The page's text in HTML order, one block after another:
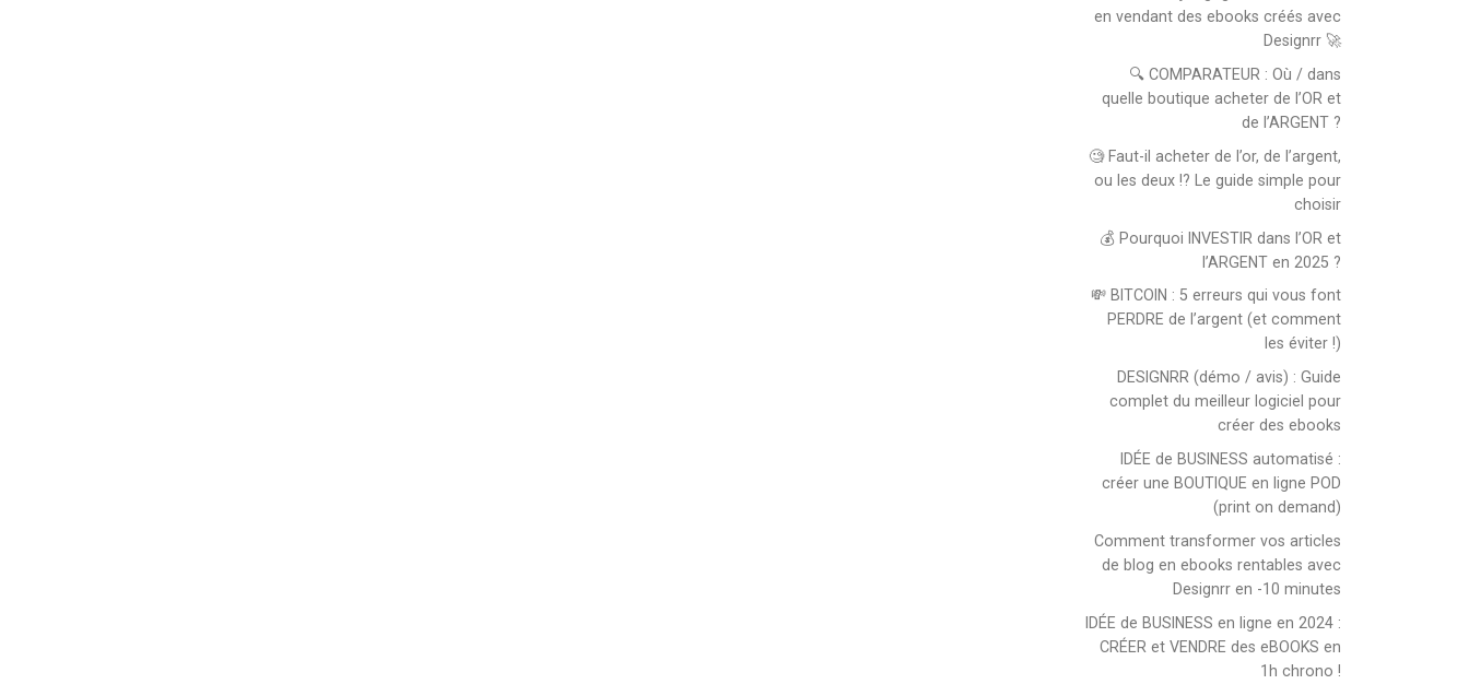
en vendant des ebooks créés avec
Designrr 🚀
🔍 COMPARATEUR : Où / dans
quelle boutique acheter de l’OR et
de l’ARGENT ?
🧐 Faut-il acheter de l’or, de l’argent,
ou les deux !? Le guide simple pour
choisir
💰 Pourquoi INVESTIR dans l’OR et
l’ARGENT en 2025 ?
💸 BITCOIN : 5 erreurs qui vous font
PERDRE de l’argent (et comment
les éviter !)
DESIGNRR (démo / avis) : Guide
complet du meilleur logiciel pour
créer des ebooks
IDÉE de BUSINESS automatisé :
créer une BOUTIQUE en ligne POD
(print on demand)
Comment transformer vos articles
de blog en ebooks rentables avec
Designrr en -10 minutes
IDÉE de BUSINESS en ligne en 2024 :
CRÉER et VENDRE des eBOOKS en
1h chrono !